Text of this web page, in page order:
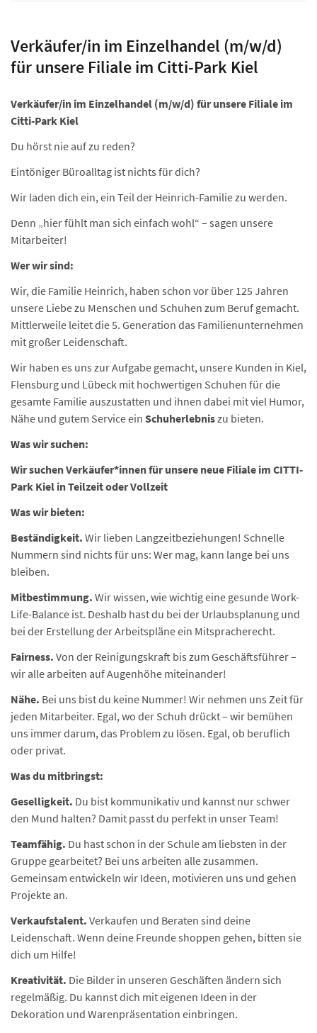
Verkäufer/in im Einzelhandel (m/w/d)
für unsere Filiale im Citti-Park Kiel
Verkäufer/in im Einzelhandel (m/w/d) für unsere Filiale im
Citti-Park Kiel
Du hörst nie auf zu reden?
Eintöniger Büroalltag ist nichts für dich?
Wir laden dich ein, ein Teil der Heinrich-Familie zu werden.
Denn „hier fühlt man sich einfach wohl“ – sagen unsere
Mitarbeiter!
Wer wir sind:
Wir, die Familie Heinrich, haben schon vor über 125 Jahren
unsere Liebe zu Menschen und Schuhen zum Beruf gemacht.
Mittlerweile leitet die 5. Generation das Familienunternehmen
mit großer Leidenschaft.
Wir haben es uns zur Aufgabe gemacht, unsere Kunden in Kiel,
Flensburg und Lübeck mit hochwertigen Schuhen für die
gesamte Familie auszustatten und ihnen dabei mit viel Humor,
Nähe und gutem Service ein Schuherlebniszu bieten.
Was wir suchen:
Wir suchen Verkäufer*innen für unsere neue Filiale im CITTI-
Park Kiel in Teilzeit oder Vollzeit
Was wir bieten:
Beständigkeit. Wir lieben Langzeitbeziehungen! Schnelle
Nummern sind nichts für uns: Wer mag, kann lange bei uns
bleiben.
Mitbestimmung. Wir wissen, wie wichtig eine gesunde Work-
Life-Balance ist. Deshalb hast du bei der Urlaubsplanung und
bei der Erstellung der Arbeitspläne ein Mitspracherecht.
Fairness. Von der Reinigungskraft bis zum Geschäftsführer –
wir alle arbeiten auf Augenhöhe miteinander!
Nähe. Bei uns bist du keine Nummer! Wir nehmen uns Zeit für
jeden Mitarbeiter. Egal, wo der Schuh drückt – wir bemühen
uns immer darum, das Problem zu lösen. Egal, ob beruflich
oder privat.
Was du mitbringst:
Geselligkeit. Du bist kommunikativ und kannst nur schwer
den Mund halten? Damit passt du perfekt in unser Team!
Teamfähig. Du hast schon in der Schule am liebsten in der
Gruppe gearbeitet? Bei uns arbeiten alle zusammen.
Gemeinsam entwickeln wir Ideen, motivieren uns und gehen
Projekte an.
Verkaufstalent. Verkaufen und Beraten sind deine
Leidenschaft. Wenn deine Freunde shoppen gehen, bitten sie
dich um Hilfe!
Kreativität. Die Bilder in unseren Geschäften ändern sich
regelmäßig. Du kannst dich mit eigenen Ideen in der
Dekoration und Warenpräsentation einbringen.